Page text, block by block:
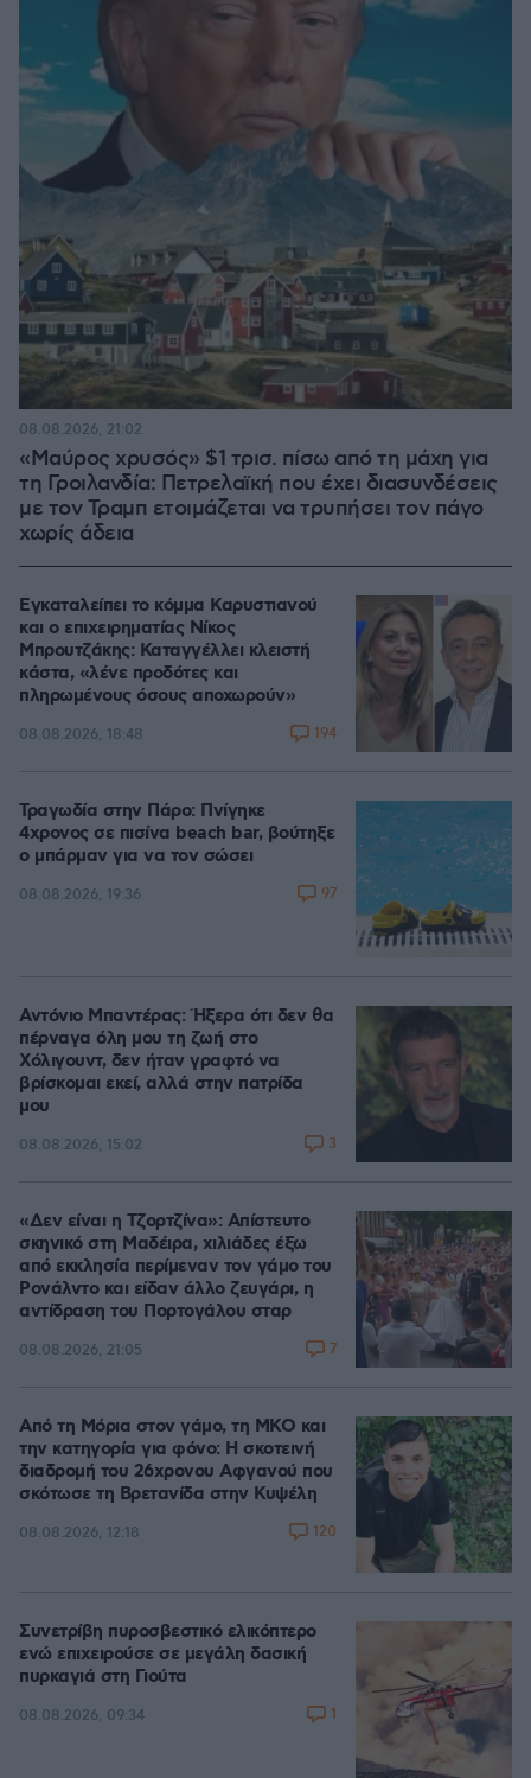
«Μαύρος χρυσός» $1 τρισ. πίσω από τη μάχη για
τη Γροιλανδία: Πετρελαϊκή που έχει διασυνδέσεις
με τον Τραμπ ετοιμάζεται να τρυπήσει τον πάγο
χωρίς άδεια
08.08.2026, 21:02
Εγκαταλείπει το κόμμα Καρυστιανού
και ο επιχειρηματίας Νίκος
Μπρουτζάκης: Καταγγέλλει κλειστή
κάστα, «λένε προδότες και
πληρωμένους όσους αποχωρούν»
08.08.2026, 18:48 194
Τραγωδία στην Πάρο: Πνίγηκε
4χρονος σε πισίνα beach bar, βούτηξε
ο μπάρμαν για να τον σώσει
08.08.2026, 19:36 97
Αντόνιο Μπαντέρας: Ήξερα ότι δεν θα
πέρναγα όλη μου τη ζωή στο
Χόλιγουντ, δεν ήταν γραφτό να
βρίσκομαι εκεί, αλλά στην πατρίδα
μου
08.08.2026, 15:02 3
«Δεν είναι η Τζορτζίνα»: Απίστευτο
σκηνικό στη Μαδέιρα, χιλιάδες έξω
από εκκλησία περίμεναν τον γάμο του
Ρονάλντο και είδαν άλλο ζευγάρι, η
αντίδραση του Πορτογάλου σταρ
08.08.2026, 21:05 7
Από τη Μόρια στον γάμο, τη ΜΚΟ και
την κατηγορία για φόνο: Η σκοτεινή
διαδρομή του 26χρονου Αφγανού που
σκότωσε τη Βρετανίδα στην Κυψέλη
08.08.2026, 12:18 120
Συνετρίβη πυροσβεστικό ελικόπτερο
ενώ επιχειρούσε σε μεγάλη δασική
πυρκαγιά στη Γιούτα
08.08.2026, 09:34 1